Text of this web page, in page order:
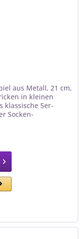
aus Metall, 21 cm,
in kleinen
klassische 5er-
Socken-
, schnelleres...